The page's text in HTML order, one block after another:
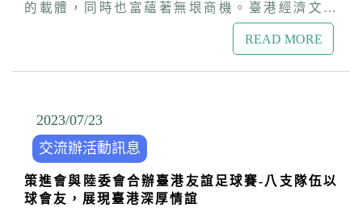
的載體，同時也富蘊著無垠商機。臺港經濟文化
合作策進會（以下簡稱本會）委請本會董事－商
總許理事長舒博先生，於本年（112）年7月下旬
臺灣食品產業的市場，推進臺港經貿交流。 本次
活動除協助我方業者、工商團體，與香港飲食相
關產業聚落對接，並實地走訪香港各類型餐廳，
增進對香港市場與消費趨勢的瞭解。此外，亦就
餐飲、食品產業鏈媒合，以及商業模式、創新經
營、產業加值策略等議題，與港方進行交流，雙
READ MORE
2023/07/23
交流辦活動訊息
策進會與陸委會合辦臺港友誼足球賽-八支隊伍以
球會友，展現臺港深厚情誼